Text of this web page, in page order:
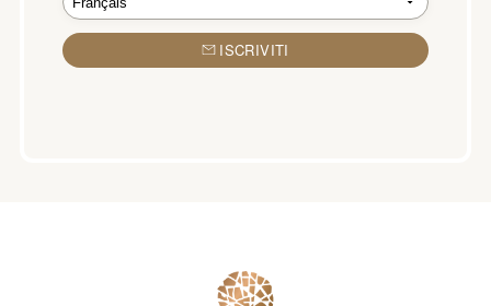
ISCRIVITI